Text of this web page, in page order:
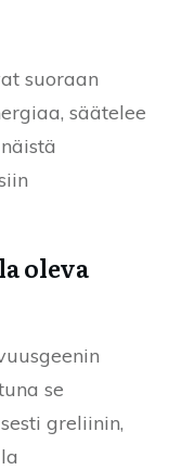
suoraan
säätelee
oleva
se
greliinin,